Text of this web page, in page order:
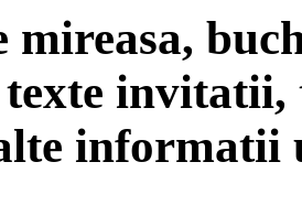
mireasa,
texte
informatii